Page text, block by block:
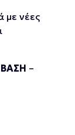
με νέες
–